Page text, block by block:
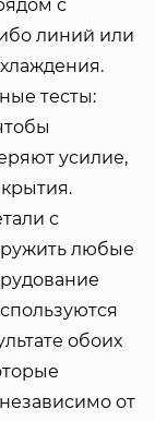
с
линий или
тесты:
усилие,
с
любые
обоих
от